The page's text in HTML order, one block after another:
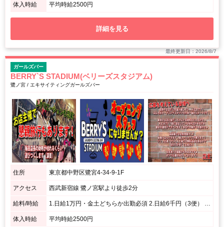
体入時給 平均時給2500円
詳細を見る
最終更新日：2026/8/7
ガールズバー
BERRY`S STADIUM(ベリーズスタジアム)
鷺ノ宮 / エキサイティングガールズバー
住所 東京都中野区鷺宮4-34-9-1F
アクセス 西武新宿線 鷺ノ宮駅より徒歩2分
給料/時給
体入時給 平均時給2500円